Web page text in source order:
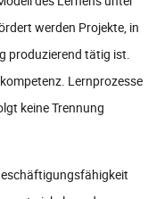
werden Projekte, in
produzierend tätig ist.
Lernprozesse
keine Trennung